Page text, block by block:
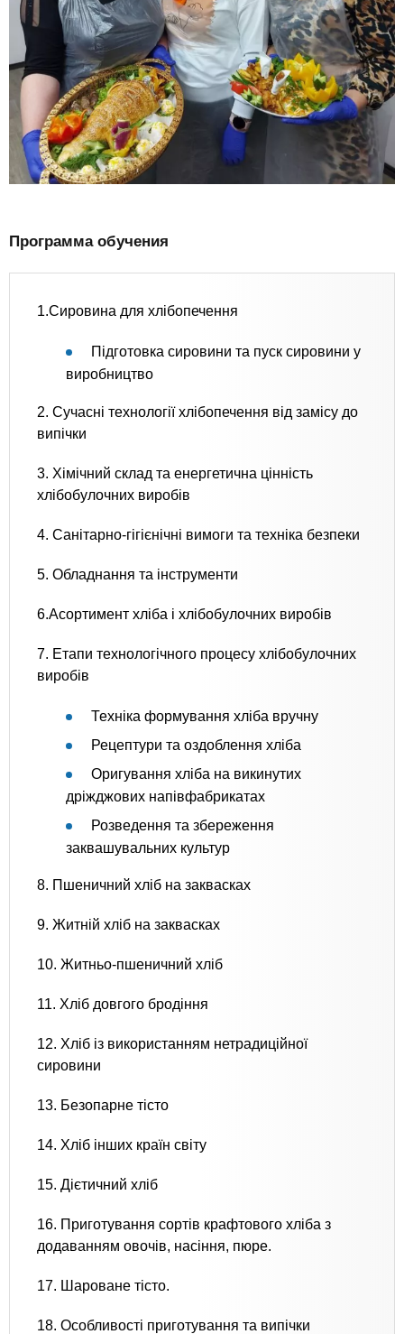
Программа обучения
1.Сировина для хлібопечення
Підготовка сировини та пуск сировини у
виробництво
2. Сучасні технології хлібопечення від замісу до
випічки
3. Хімічний склад та енергетична цінність
хлібобулочних виробів
4. Санітарно-гігієнічні вимоги та техніка безпеки
5. Обладнання та інструменти
6.Асортимент хліба і хлібобулочних виробів
7. Етапи технологічного процесу хлібобулочних
виробів
Техніка формування хліба вручну
Рецептури та оздоблення хліба
Оригування хліба на викинутих
дріжджових напівфабрикатах
Розведення та збереження
заквашувальних культур
8. Пшеничний хліб на заквасках
9. Житній хліб на заквасках
10. Житньо-пшеничний хліб
11. Хліб довгого бродіння
12. Хліб із використанням нетрадиційної
сировини
13. Безопарне тісто
14. Хліб інших країн світу
15. Дієтичний хліб
16. Приготування сортів крафтового хліба з
додаванням овочів, насіння, пюре.
17. Шароване тісто.
18. Особливості приготування та випічки